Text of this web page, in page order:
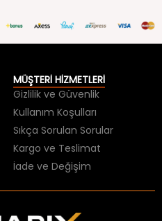
Gizlilik ve Güvenlik
Kullanım Koşulları
Sıkça Sorulan Sorular
Kargo ve Teslimat
İade ve Değişim